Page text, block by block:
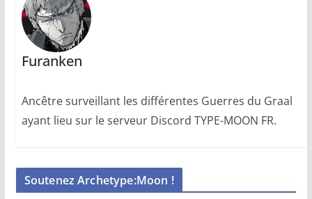
Furanken
Ancêtre surveillant les différentes Guerres du Graal
ayant lieu sur le serveur Discord TYPE-MOON FR.
Soutenez Archetype:Moon !